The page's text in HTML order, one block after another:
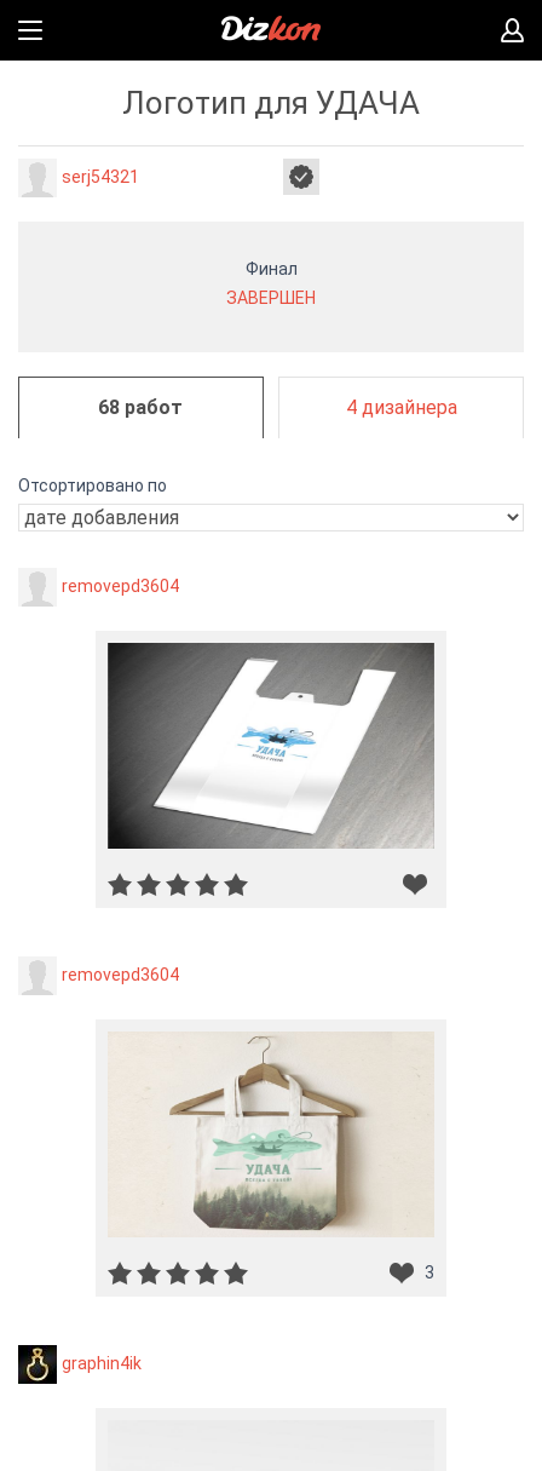
Логотип для УДАЧА
serj54321
Финал
ЗАВЕРШЕН
68 работ 4 дизайнера
Отсортировано по
removepd3604
removepd3604
3
graphin4ik